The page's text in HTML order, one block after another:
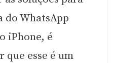
do WhatsApp
iPhone, é
esse é um